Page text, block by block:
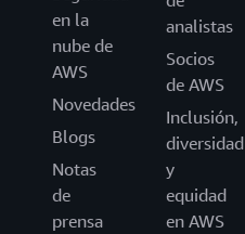
en la
nube de
AWS
Novedades
Blogs
Notas
de
prensa
analistas
Socios
de AWS
Inclusión,
diversidad
y
equidad
en AWS